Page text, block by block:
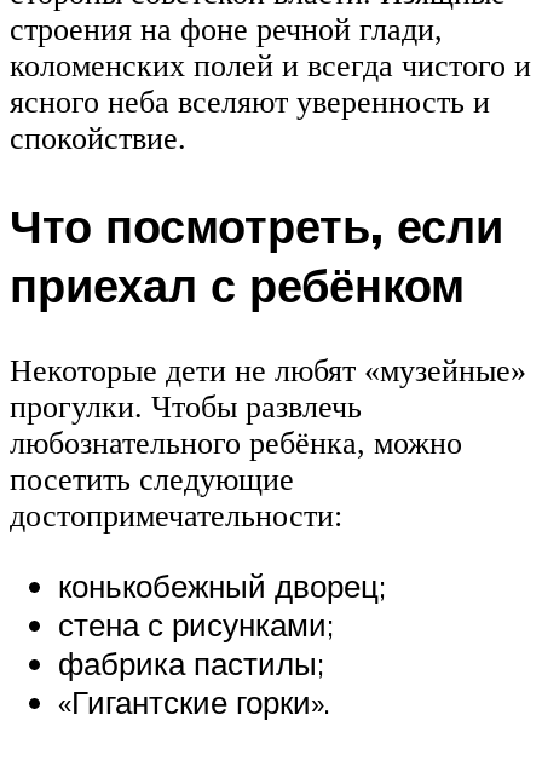
строения на фоне речной глади,
коломенских полей и всегда чистого и
ясного неба вселяют уверенность и
спокойствие.
Что посмотреть, если
приехал с ребёнком
Некоторые дети не любят «музейные»
прогулки. Чтобы развлечь
любознательного ребёнка, можно
посетить следующие
достопримечательности:
конькобежный дворец;
стена с рисунками;
фабрика пастилы;
«Гигантские горки».